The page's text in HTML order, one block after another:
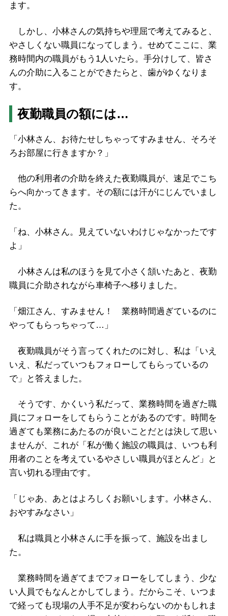
ます。
しかし、小林さんの気持ちや理屈で考えてみると、
やさしくない職員になってしまう。せめてここに、業
務時間内の職員がもう1人いたら。手分けして、皆さ
んの介助に入ることができたらと、歯がゆくなりま
す。
夜勤職員の額には…
「小林さん、お待たせしちゃってすみません、そろそ
ろお部屋に行きますか？」
他の利用者の介助を終えた夜勤職員が、速足でこち
らへ向かってきます。その額には汗がにじんでいまし
た。
「ね、小林さん。見えていないわけじゃなかったです
よ」
小林さんは私のほうを見て小さく頷いたあと、夜勤
職員に介助されながら車椅子へ移りました。
「畑江さん、すみません！ 業務時間過ぎているのに
やってもらっちゃって…」
夜勤職員がそう言ってくれたのに対し、私は「いえ
いえ、私だっていつもフォローしてもらっているの
で」と答えました。
そうです、かくいう私だって、業務時間を過ぎた職
員にフォローをしてもらうことがあるのです。時間を
過ぎても業務にあたるのが良いことだとは決して思い
ませんが、これが「私が働く施設の職員は、いつも利
用者のことを考えているやさしい職員がほとんど」と
言い切れる理由です。
「じゃあ、あとはよろしくお願いします。小林さん、
おやすみなさい」
私は職員と小林さんに手を振って、施設を出まし
た。
業務時間を過ぎてまでフォローをしてしまう、少な
い人員でもなんとかしてしまう。だからこそ、いつま
で経っても現場の人手不足が変わらないのかもしれま